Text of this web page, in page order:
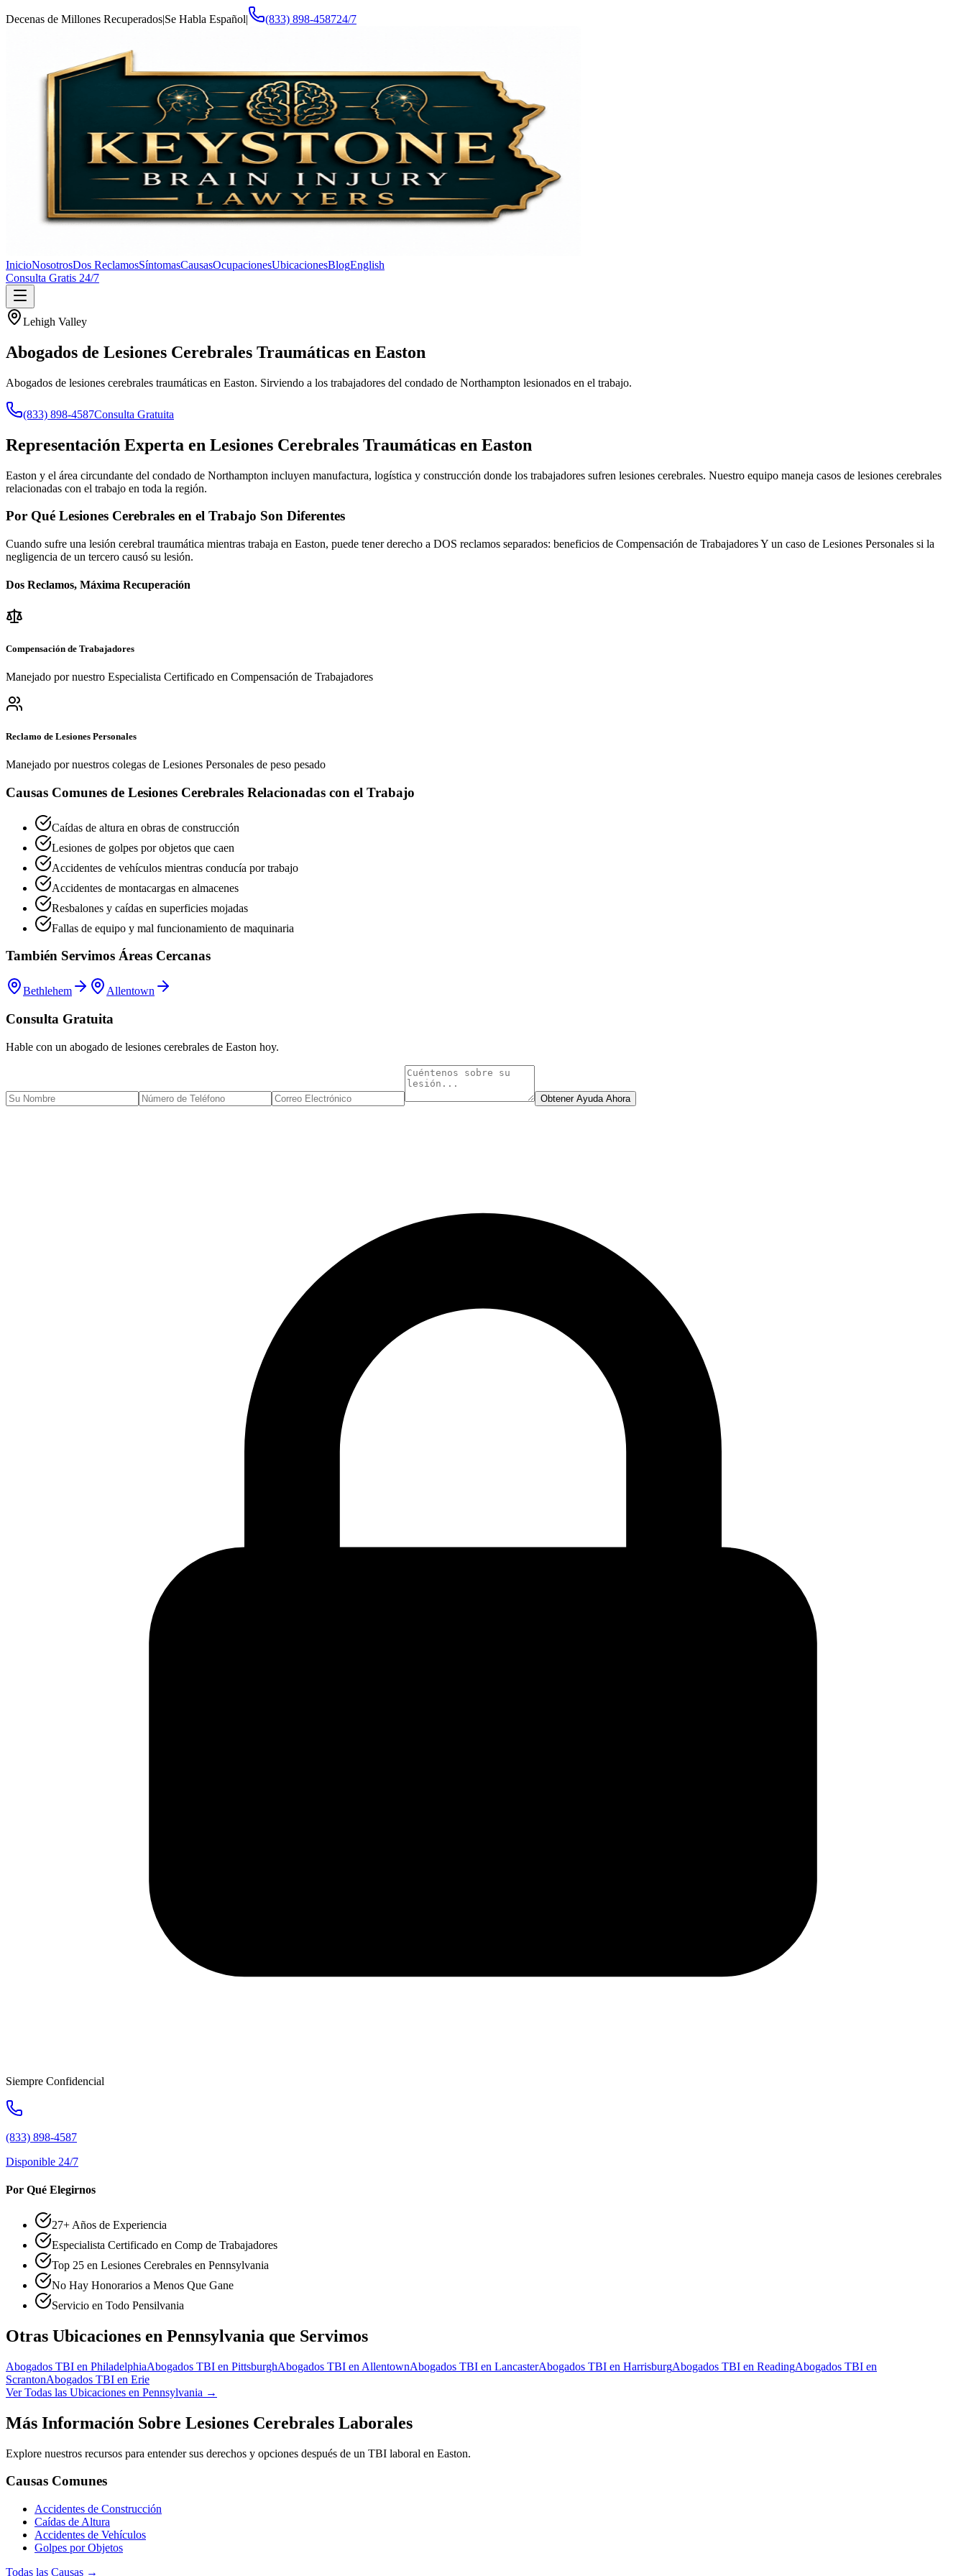
Decenas de Millones Recuperados|Se Habla Español| (833) 898-458724/7
InicioNosotrosDos ReclamosSíntomasCausasOcupacionesUbicacionesBlogEnglish
Consulta Gratis 24/7
Lehigh Valley
Abogados de Lesiones Cerebrales Traumáticas en Easton
Abogados de lesiones cerebrales traumáticas en Easton. Sirviendo a los trabajadores del condado de Northampton lesionados en el trabajo.
(833) 898-4587Consulta Gratuita
Representación Experta en Lesiones Cerebrales Traumáticas en Easton
Easton y el área circundante del condado de Northampton incluyen manufactura, logística y construcción donde los trabajadores sufren lesiones cerebrales. Nuestro equipo maneja casos de lesiones cerebrales
relacionadas con el trabajo en toda la región.
Por Qué Lesiones Cerebrales en el Trabajo Son Diferentes
Cuando sufre una lesión cerebral traumática mientras trabaja en Easton, puede tener derecho a DOS reclamos separados: beneficios de Compensación de Trabajadores Y un caso de Lesiones Personales si la
negligencia de un tercero causó su lesión.
Dos Reclamos, Máxima Recuperación
Compensación de Trabajadores
Manejado por nuestro Especialista Certificado en Compensación de Trabajadores
Reclamo de Lesiones Personales
Manejado por nuestros colegas de Lesiones Personales de peso pesado
Causas Comunes de Lesiones Cerebrales Relacionadas con el Trabajo
Caídas de altura en obras de construcción
Lesiones de golpes por objetos que caen
Accidentes de vehículos mientras conducía por trabajo
Accidentes de montacargas en almacenes
Resbalones y caídas en superficies mojadas
Fallas de equipo y mal funcionamiento de maquinaria
También Servimos Áreas Cercanas
Bethlehem Allentown
Consulta Gratuita
Hable con un abogado de lesiones cerebrales de Easton hoy.
Obtener Ayuda Ahora
Siempre Confidencial
(833) 898-4587
Disponible 24/7
Por Qué Elegirnos
27+ Años de Experiencia
Especialista Certificado en Comp de Trabajadores
Top 25 en Lesiones Cerebrales en Pennsylvania
No Hay Honorarios a Menos Que Gane
Servicio en Todo Pensilvania
Otras Ubicaciones en Pennsylvania que Servimos
Abogados TBI en PhiladelphiaAbogados TBI en PittsburghAbogados TBI en AllentownAbogados TBI en LancasterAbogados TBI en HarrisburgAbogados TBI en ReadingAbogados TBI en
ScrantonAbogados TBI en Erie
Ver Todas las Ubicaciones en Pennsylvania →
Más Información Sobre Lesiones Cerebrales Laborales
Explore nuestros recursos para entender sus derechos y opciones después de un TBI laboral en Easton.
Causas Comunes
Accidentes de Construcción
Caídas de Altura
Accidentes de Vehículos
Golpes por Objetos
Todas las Causas →